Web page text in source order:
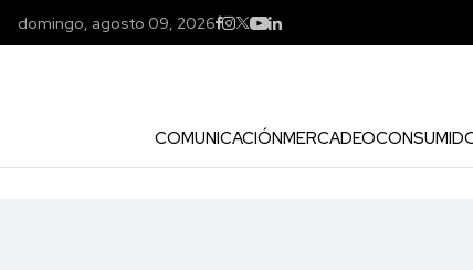
domingo, agosto 09, 2026
COMUNICACIÓNMERCADEO